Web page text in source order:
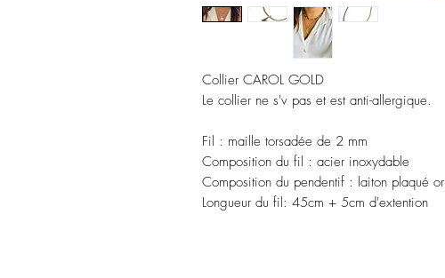
Collier CAROL GOLD
Le collier ne s'v pas et est anti-allergique.
Fil : maille torsadée de 2 mm
Composition du fil : acier inoxydable
Composition du pendentif : laiton plaqué or
Longueur du fil: 45cm + 5cm d'extention